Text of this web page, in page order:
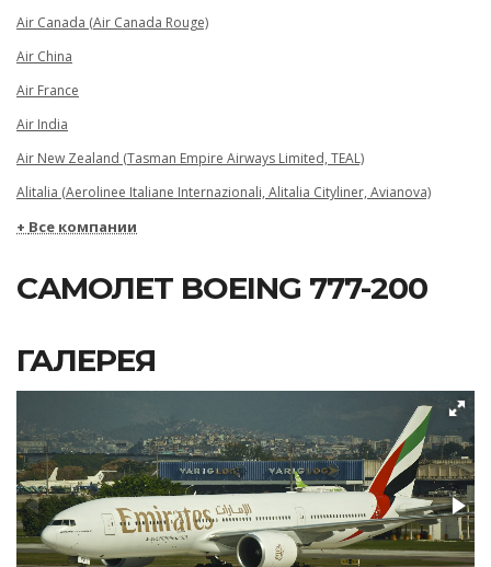
Air Canada (Air Canada Rouge)
Air China
Air France
Air India
Air New Zealand (Tasman Empire Airways Limited, TEAL)
Alitalia (Aerolinee Italiane Internazionali, Alitalia Cityliner, Avianova)
Все компании
САМОЛЕТ BOEING 777-200
ГАЛЕРЕЯ